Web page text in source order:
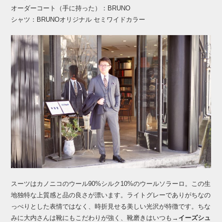
オーダーコート（手に持った）：BRUNO
シャツ：BRUNOオリジナル セミワイドカラー
スーツはカノニコのウール90%シルク10%のウールソラーロ。この生
地独特な上質感と品の良さが漂います。ライトグレーでありがちなの
っぺりとした表情ではなく、時折見せる美しい光沢が特徴です。ちな
みに大内さんは靴にもこだわりが強く、靴磨きはいつも→ イーズシュ